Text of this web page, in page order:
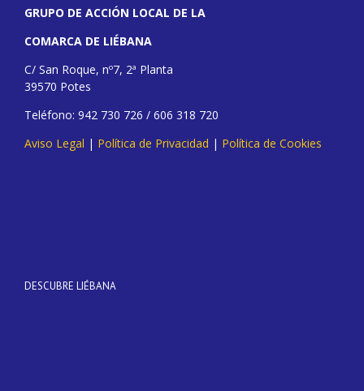
GRUPO DE ACCIÓN LOCAL DE LA
COMARCA DE LIÉBANA
C/ San Roque, nº7, 2ª Planta
39570 Potes
Teléfono: 942 730 726 / 606 318 720
Aviso Legal | Política de Privacidad | Política de Cookies
DESCUBRE LIÉBANA